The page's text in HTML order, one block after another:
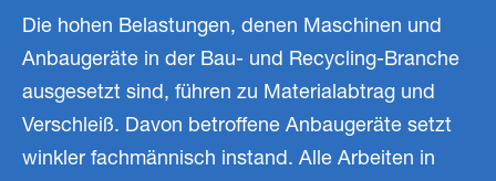
Die hohen Belastungen, denen Maschinen und
Anbaugeräte in der Bau- und Recycling-Branche
ausgesetzt sind, führen zu Materialabtrag und
Verschleiß. Davon betroffene Anbaugeräte setzt
winkler fachmännisch instand. Alle Arbeiten in